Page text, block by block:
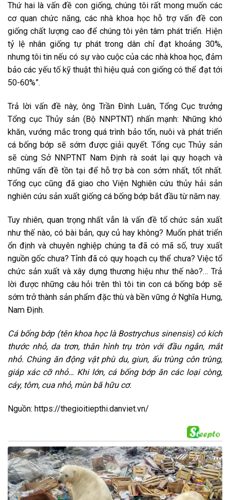
Thứ hai là vấn đề con giống, chúng tôi rất mong muốn các
cơ quan chức năng, các nhà khoa học hỗ trợ vấn đề con
giống chất lượng cao để chúng tôi yên tâm phát triển. Hiện
tỷ lệ nhân giống tự phát trong dân chỉ đạt khoảng 30%,
nhưng tôi tin nếu có sự vào cuộc của các nhà khoa học, đảm
bảo các yếu tố kỹ thuật thì hiệu quả con giống có thể đạt tới
50-60%”.
Trả lời vấn đề này, ông Trần Đình Luân, Tổng Cục trưởng
Tổng cục Thủy sản (Bộ NNPTNT) nhấn mạnh: Những khó
khăn, vướng mắc trong quá trình bảo tổn, nuôi và phát triển
cá bống bớp sẽ sớm được giải quyết. Tổng cục Thủy sản
sẽ cùng Sở NNPTNT Nam Định rà soát lại quy hoạch và
những vấn đề tồn tại để hỗ trợ bà con sớm nhất, tốt nhất.
Tổng cục cũng đã giao cho Viện Nghiên cứu thủy hải sản
nghiên cứu sản xuất giống cá bống bớp bắt đầu từ năm nay.
Tuy nhiên, quan trọng nhất vẫn là vấn đề tổ chức sản xuất
như thế nào, có bài bản, quy củ hay không? Muốn phát triển
ổn định và chuyên nghiệp chúng ta đã có mã số, truy xuất
nguồn gốc chưa? Tỉnh đã có quy hoạch cụ thể chưa? Việc tổ
chức sản xuất và xây dựng thương hiệu như thế nào?… Trả
lời được những câu hỏi trên thì tôi tin con cá bống bớp sẽ
sớm trở thành sản phẩm đặc thù và bền vững ở Nghĩa Hưng,
Nam Định.
Cá bống bớp (tên khoa học là Bostrychus sinensis) có kích
thước nhỏ, da trơn, thân hình trụ tròn với đầu ngắn, mắt
nhỏ. Chúng ăn động vật phù du, giun, ấu trùng côn trùng,
giáp xác cỡ nhỏ… Khi lớn, cá bống bớp ăn các loại còng,
cáy, tôm, cua nhỏ, mùn bã hữu cơ.
Nguồn: https://thegioitiepthi.danviet.vn/